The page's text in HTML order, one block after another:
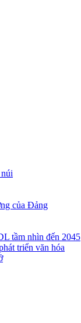
của Đảng
tầm nhìn đến 2045
triển văn hóa